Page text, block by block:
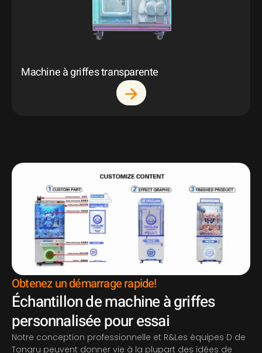
Machine à griffes transparente
Obtenez un démarrage rapide!
Échantillon de machine à griffes
personnalisée pour essai
Notre conception professionnelle et R&Les équipes D de
Tongru peuvent donner vie à la plupart des idées de